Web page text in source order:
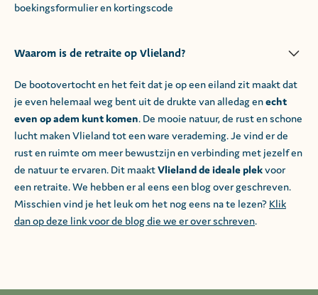
boekingsformulier en kortingscode
Waarom is de retraite op Vlieland?
De bootovertocht en het feit dat je op een eiland zit maakt dat
je even helemaal weg bent uit de drukte van alledag enecht
even op adem kunt komen. De mooie natuur, de rust en schone
lucht maken Vlieland tot een ware verademing. Je vind er de
rust en ruimte om meer bewustzijn en verbinding met jezelf en
de natuur te ervaren. Dit maaktVlieland de ideale plekvoor
een retraite. We hebben er al eens een blog over geschreven.
Misschien vind je het leuk om het nog eens na te lezen? Klik
dan op deze link voor de blog die we er over schreven.